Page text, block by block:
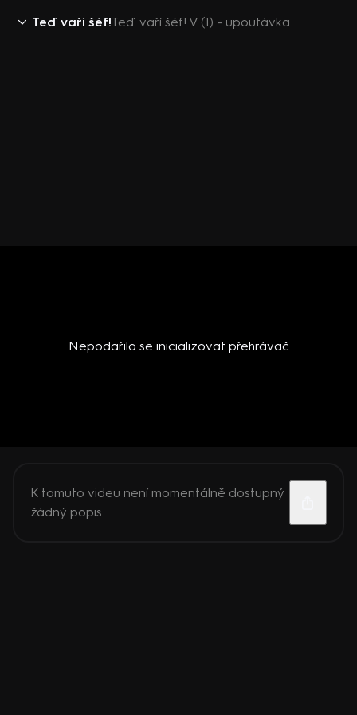
Teď vaří šéf!Teď vaří šéf! V (1) - upoutávka
Nepodařilo se inicializovat přehrávač
K tomuto videu není momentálně dostupný
žádný popis.